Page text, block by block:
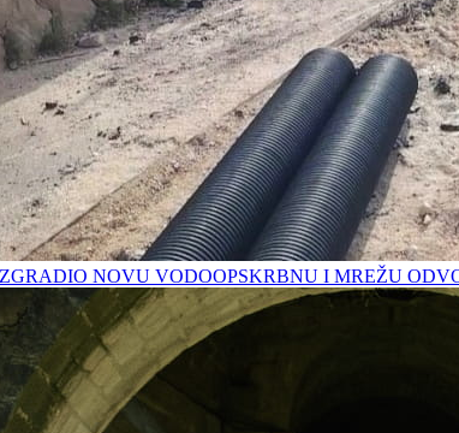
NOVU VODOOPSKRBNU I MREŽU